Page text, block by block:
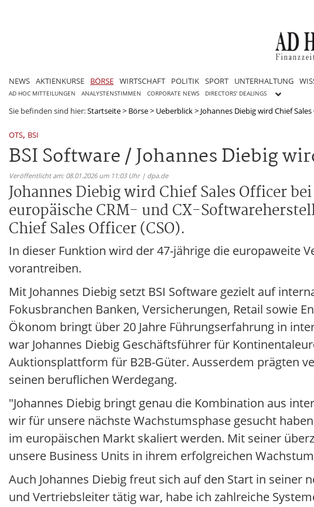
NEWS AKTIENKURSE BÖRSE WIRTSCHAFT POLITIK SPORT UNTERHALTUNG
AD HOC MITTEILUNGEN ANALYSTENSTIMMEN CORPORATE NEWS DIRECTORS' DEALINGS
Sie befinden sind hier:Startseite> Börse> Ueberblick> Johannes Diebig wird Chief
OTS, BSI
BSI Software / Johannes Diebig
Veröffentlicht am: 08.01.2026 um 11:03 Uhr | dpa.de
Johannes Diebig wird Chief Sales Officer
europäische CRM- und CX-
Chief Sales Officer (CSO).
In dieser Funktion wird der 47-jährige die europaweite
vorantreiben.
Mit Johannes Diebig setzt BSI Software gezielt auf
Fokusbranchen Banken, Versicherungen, Retail sowie
Ökonom bringt über 20 Jahre Führungserfahrung in
war Johannes Diebig Geschäftsführer für
Auktionsplattform für B2B-Güter. Ausserdem prägten
seinen beruflichen Werdegang.
"Johannes Diebig bringt genau die Kombination aus
wir für unsere nächste Wachstumsphase gesucht
im europäischen Markt skaliert werden. Mit seiner
unsere Business Units in ihrem erfolgreichen
Auch Johannes Diebig freut sich auf den Start in seiner
und Vertriebsleiter tätig war, habe ich zahlreiche